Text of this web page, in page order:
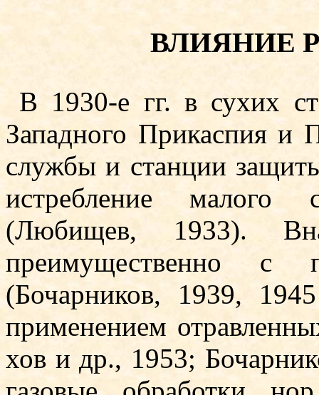
ВЛИЯНИЕ
В 1930-е гг. в сухих
Западного Прикаспия и
службы и станции
истребление малого
(Любищев, 1933).
преимущественно с
(Бочарников, 1939,
применением
хов и др., 1953;